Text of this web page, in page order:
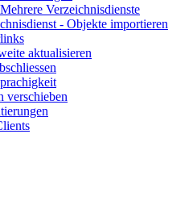
Mehrere Verzeichnisdienste
- Objekte importieren
aktualisieren
verschieben